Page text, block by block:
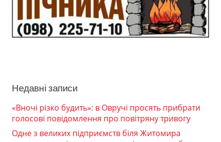
Недавні записи
«Вночі різко будить»: в Овручі просять прибрати
голосові повідомлення про повітряну тривогу
Одне з великих підприємств біля Житомира